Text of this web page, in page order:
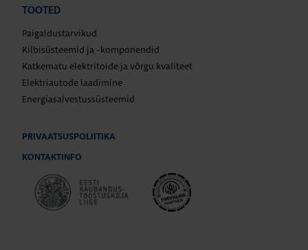
TOOTED
Paigaldustarvikud
Kilbisüsteemid ja -komponendid
Katkematu elektritoide ja võrgu kvaliteet
Elektriautode laadimine
Energiasalvestussüsteemid
PRIVAATSUSPOLIITIKA
KONTAKTINFO